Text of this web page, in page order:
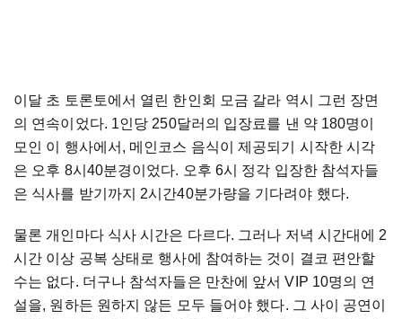
이달 초 토론토에서 열린 한인회 모금 갈라 역시 그런 장면
의 연속이었다. 1인당 250달러의 입장료를 낸 약180명이
모인 이 행사에서 , 메인코스 음식이 제공되기 시작한 시각
은 오후 8시 40분경이었다. 오후 6시 정각 입장한 참석자들
은 식사를 받기까지 2시간40분가량을 기다려야 했다.
물론 개인마다 식사 시간은 다르다. 그러나 저녁 시간대에 2
시간 이상 공복 상태로 행사에 참여하는 것이 결코 편안할
수는 없다. 더구나 참석자들은 만찬에 앞서 VIP 10명의 연
설을, 원하든 원하지 않든 모두 들어야 했다. 그 사이
공연이